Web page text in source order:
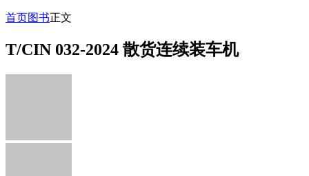
首页图书正文
T/CIN 032-2024 散货连续装车机